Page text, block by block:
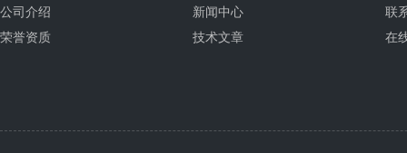
公司介绍
荣誉资质
新闻中心
技术文章
联
在